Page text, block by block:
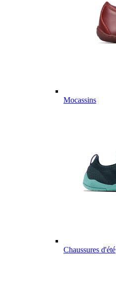
Mocassins
Chaussures d'été